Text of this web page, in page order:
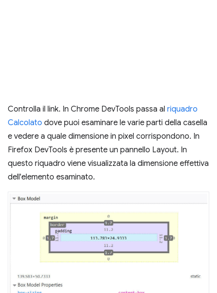
Controlla il link. In Chrome DevTools passa al riquadro
Calcolato dove puoi esaminare le varie parti della casella
e vedere a quale dimensione in pixel corrispondono. In
Firefox DevTools è presente un pannello Layout. In
questo riquadro viene visualizzata la dimensione effettiva
dell'elemento esaminato.